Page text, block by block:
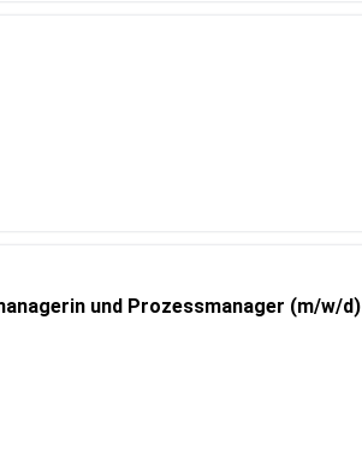
und Prozessmanager (m/w/d)